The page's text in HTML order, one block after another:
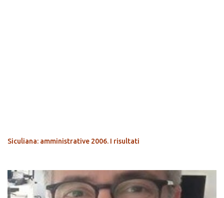
Siculiana: amministrative 2006. I risultati